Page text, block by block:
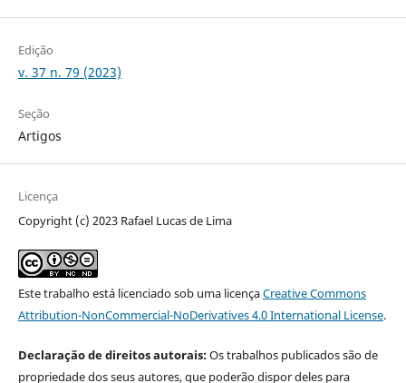
Edição
v. 37 n. 79 (2023)
Seção
Artigos
Licença
Copyright (c) 2023 Rafael Lucas de Lima
Este trabalho está licenciado sob uma licençaCreative Commons
Attribution-NonCommercial-NoDerivatives 4.0 International License.
Declaração de direitos autorais:Os trabalhos publicados são de
propriedade dos seus autores, que poderão dispor deles para